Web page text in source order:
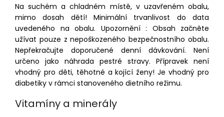
Na suchém a chladném místě, v uzavřeném obalu,
mimo dosah dětí! Minimální trvanlivost do data
uvedeného na obalu. Upozornění : Obsah začněte
užívat pouze z nepoškozeného bezpečnostního obalu.
Nepřekračujte doporučené denní dávkování. Není
určeno jako náhrada pestré stravy. Přípravek není
vhodný pro děti, těhotné a kojící ženy! Je vhodný pro
diabetiky v rámci stanoveného dietního režimu.
Vitamíny a minerály